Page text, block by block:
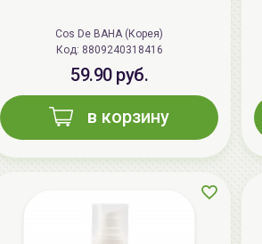
Cos De BAHA (Корея)
Код: 8809240318416
59.90 руб.
в корзину